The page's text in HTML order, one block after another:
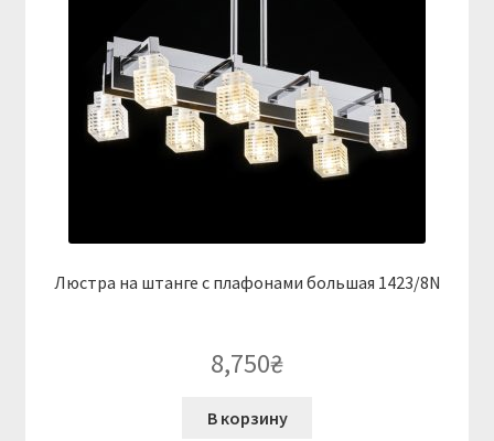
Люстра на штанге с плафонами большая 1423/8N
8,750₴
В корзину